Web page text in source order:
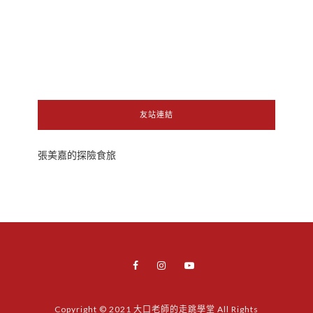
友站連結
張美嘉的探險食旅
Copyright © 2021 大口老師的走跳學堂 All Rights